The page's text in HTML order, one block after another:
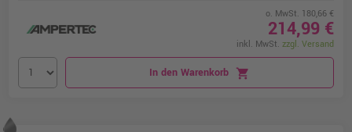
o. MwSt. 180,66 €
214,99 €
inkl. MwSt. zzgl. Versand
In den Warenkorb shopping_cart